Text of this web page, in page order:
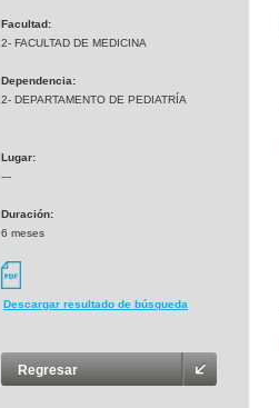
Facultad:
2- FACULTAD DE MEDICINA
Dependencia:
2- DEPARTAMENTO DE PEDIATRÍA
Lugar:
---
Duración:
6 meses
Descargar resultado de búsqueda
Regresar